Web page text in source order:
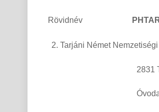
Rövidnév
Tarjáni Német
2831 Tarján,